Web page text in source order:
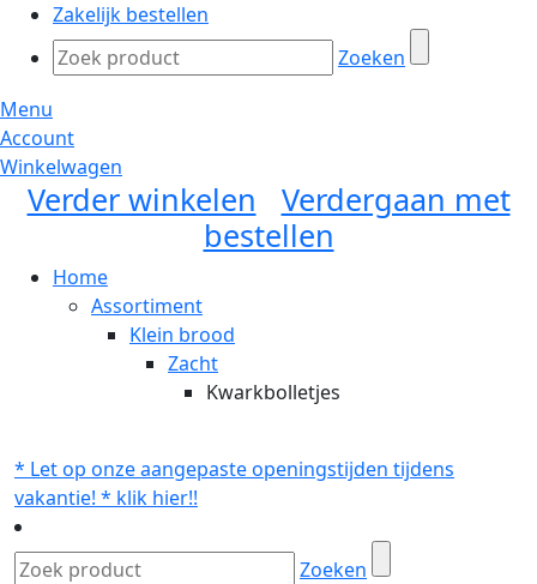
Zakelijk bestellen
Zoeken
Menu
Account
Winkelwagen
Verder winkelen
Verdergaan met
bestellen
Home
Assortiment
Klein brood
Zacht
Kwarkbolletjes
* Let op onze aangepaste openingstijden tijdens
vakantie! * klik hier!!
Zoeken